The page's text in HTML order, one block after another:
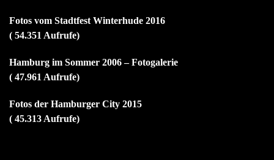
Fotos vom Stadtfest Winterhude 2016
( 54.351 Aufrufe)
Hamburg im Sommer 2006 – Fotogalerie
( 47.961 Aufrufe)
Fotos der Hamburger City 2015
( 45.313 Aufrufe)